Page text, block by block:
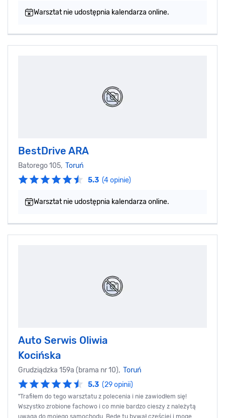
Warsztat nie udostępnia kalendarza online.
BestDrive ARA
Batorego 105, Toruń
5.3 (4 opinie)
Warsztat nie udostępnia kalendarza online.
Auto Serwis Oliwia
Kocińska
Grudziądzka 159a (brama nr 10), Toruń
5.3 (29 opinii)
"Trafiłem do tego warsztatu z polecenia i nie zawiodłem się!
Wszystko zrobione fachowo i co mnie bardzo cieszy z należytą
uwagą do mojego samochodu. Będę tu bywał częściej i mogę